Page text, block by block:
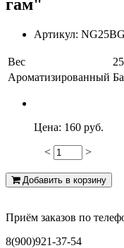
гам"
Артикул: NG25BG
Вес
Ароматизированный
Цена: 160 руб.
< >
Добавить в корзину
Приём заказов по
8(900)921-37-54